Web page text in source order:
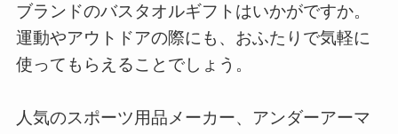
ブランドのバスタオルギフトはいかがですか。
運動やアウトドアの際にも、おふたりで気軽に
使ってもらえることでしょう。
人気のスポーツ用品メーカー、アンダーアーマ